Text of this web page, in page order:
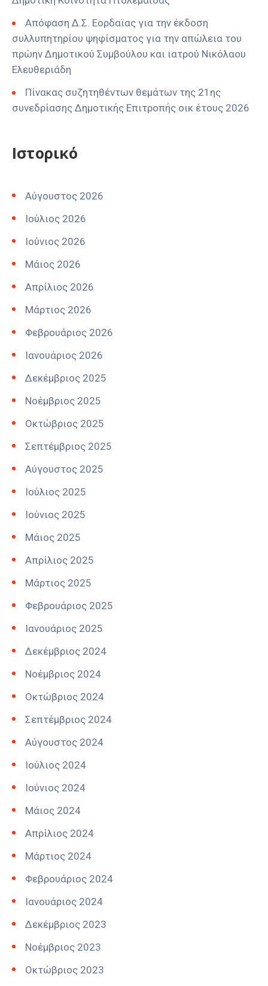
Απόφαση Δ.Σ. Εορδαϊας για την έκδοση
συλλυπητηρίου ψηφίσματος για την απώλεια του
πρώην Δημοτικού Συμβούλου και ιατρού Νικόλαου
Ελευθεριάδη
Πίνακας συζητηθέντων θεμάτων της 21ης
συνεδρίασης Δημοτικής Επιτροπής οικ έτους 2026
Ιστορικό
Αύγουστος 2026
Ιούλιος 2026
Ιούνιος 2026
Μάιος 2026
Απρίλιος 2026
Μάρτιος 2026
Φεβρουάριος 2026
Ιανουάριος 2026
Δεκέμβριος 2025
Νοέμβριος 2025
Οκτώβριος 2025
Σεπτέμβριος 2025
Αύγουστος 2025
Ιούλιος 2025
Ιούνιος 2025
Μάιος 2025
Απρίλιος 2025
Μάρτιος 2025
Φεβρουάριος 2025
Ιανουάριος 2025
Δεκέμβριος 2024
Νοέμβριος 2024
Οκτώβριος 2024
Σεπτέμβριος 2024
Αύγουστος 2024
Ιούλιος 2024
Ιούνιος 2024
Μάιος 2024
Απρίλιος 2024
Μάρτιος 2024
Φεβρουάριος 2024
Ιανουάριος 2024
Δεκέμβριος 2023
Νοέμβριος 2023
Οκτώβριος 2023